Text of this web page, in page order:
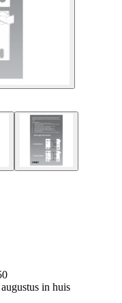
in huis